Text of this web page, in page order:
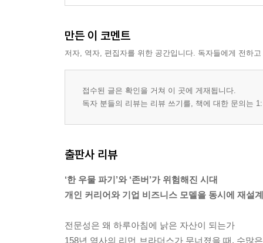
만든 이 코멘트
저자, 역자, 편집자를 위한 공간입니다. 독자들에게 전하
접수된 글은 확인을 거쳐 이 곳에 게재됩니다.
독자 분들의 리뷰는 리뷰 쓰기를, 책에 대한 문의는
출판사 리뷰
‘한 우물 파기’와 ‘존버’가 위험해진 시대
개인 커리어와 기업 비즈니스 모델을 동시에 재설
전문성은 왜 하루아침에 낡은 자산이 되는가
158년 역사의 리먼 브라더스가 무너졌을 때, 수많